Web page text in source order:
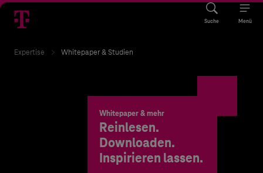
Suche Menü
Expertise Whitepaper & Studien
Whitepaper & mehr
Reinlesen.
Downloaden.
Inspirieren lassen.